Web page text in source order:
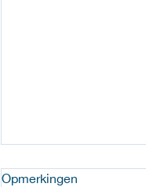
Opmerkingen